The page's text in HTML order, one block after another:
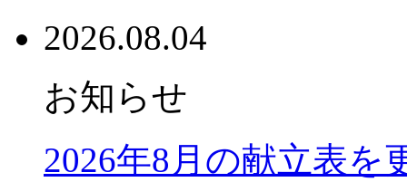
2026.08.04
お知らせ
2026年8月の献立表を